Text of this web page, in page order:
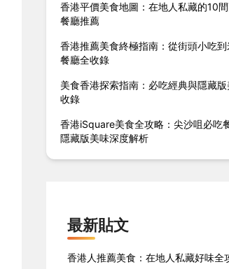
香港平價美食地圖：在地人私藏的10
餐廳推薦
香港推薦美食終極指南：從街頭小吃
餐廳全收錄
美食香港探索指南：必吃經典與隱藏
收錄
香港iSquare美食全攻略：尖沙咀必吃
隱藏版美味深度解析
最新貼文
香港人推薦美食：在地人私藏好味全